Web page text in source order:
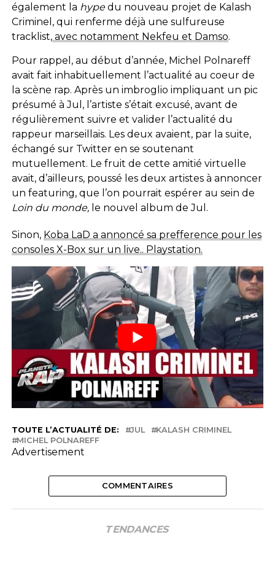
également la hypedu nouveau projet de Kalash
Criminel, qui renferme déjà une sulfureuse
tracklist,avec notamment Nekfeu et Damso.
Pour rappel, au début d’année, Michel Polnareff
avait fait inhabituellement l’actualité au coeur de
la scène rap. Après un imbroglio impliquant un pic
présumé à Jul, l’artiste s’était excusé, avant de
régulièrement suivre et valider l’actualité du
rappeur marseillais. Les deux avaient, par la suite,
échangé sur Twitter en se soutenant
mutuellement. Le fruit de cette amitié virtuelle
avait, d’ailleurs, poussé les deux artistes à annoncer
un featuring, que l’on pourrait espérer au sein de
Loin du monde, le nouvel album de Jul.
Sinon, Koba LaD a annoncé sa prefference pour les
consoles X-Box sur un live.. Playstation.
TOUTE L’ACTUALITÉ DE: JUL
KALASH CRIMINEL
MICHEL POLNAREFF
Advertisement
COMMENTAIRES
TENDANCES